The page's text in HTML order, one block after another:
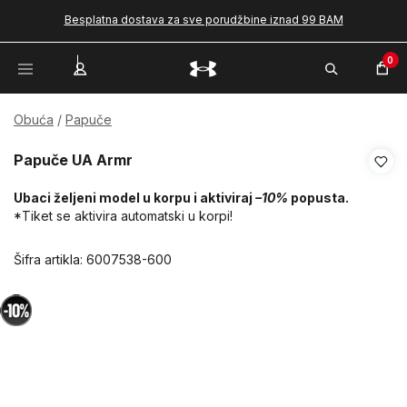
Besplatna dostava za sve porudžbine iznad 99 BAM
0
Obuća Papuče
Papuče UA Armr
Ubaci željeni model u korpu i aktiviraj –10% popusta.
*Tiket se aktivira automatski u korpi!
Šifra artikla: 6007538-600